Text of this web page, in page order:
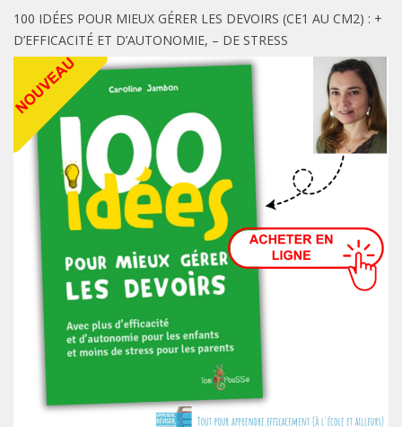
100 IDÉES POUR MIEUX GÉRER LES DEVOIRS (CE1 AU CM2) : +
D’EFFICACITÉ ET D’AUTONOMIE, – DE STRESS